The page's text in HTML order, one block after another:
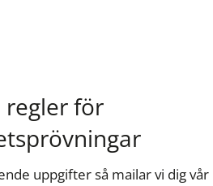
regler för
uppgifter så mailar vi dig vår